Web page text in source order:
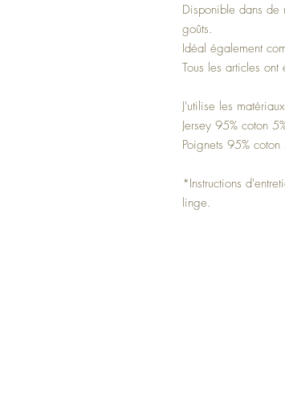
Disponible dans de
goûts.
Idéal également
Tous les articles
J'utilise les
Jersey 95% coton
Poignets 95% coton
*Instructions
linge.